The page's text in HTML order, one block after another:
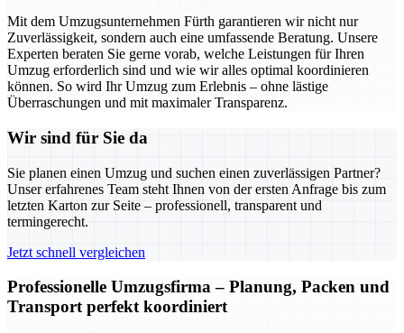
Mit dem Umzugsunternehmen Fürth garantieren wir nicht nur
Zuverlässigkeit, sondern auch eine umfassende Beratung. Unsere
Experten beraten Sie gerne vorab, welche Leistungen für Ihren
Umzug erforderlich sind und wie wir alles optimal koordinieren
können. So wird Ihr Umzug zum Erlebnis – ohne lästige
Überraschungen und mit maximaler Transparenz.
Wir sind für Sie da
Sie planen einen Umzug und suchen einen zuverlässigen Partner?
Unser erfahrenes Team steht Ihnen von der ersten Anfrage bis zum
letzten Karton zur Seite – professionell, transparent und
termingerecht.
Jetzt schnell vergleichen
Professionelle Umzugsfirma – Planung, Packen und
Transport perfekt koordiniert